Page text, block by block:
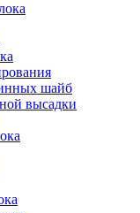
шайб
высадки